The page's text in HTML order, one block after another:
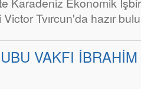
Tvırcun'da hazır
VAKFI